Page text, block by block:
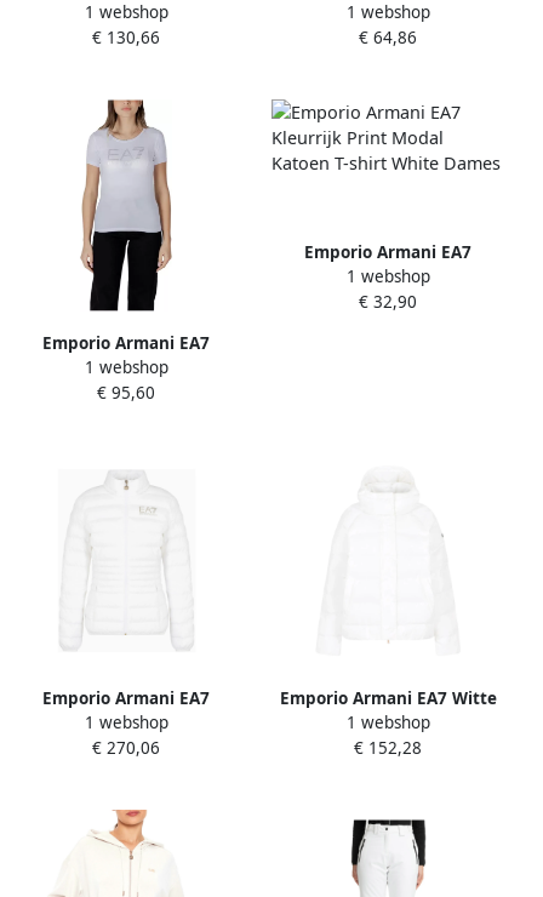
Gewatteerde jas uit de
collectie White Dames
1 webshop
€ 130,66
uit de collectie White
Dames
1 webshop
€ 64,86
Emporio Armani EA7
Katoenen T-shirt met korte
mouwen collectie White
1 webshop
€ 95,60
Emporio Armani EA7
Kleurrijk Print Modal
Katoen T-shirt White Dames
1 webshop
€ 32,90
Emporio Armani EA7
Stijlvolle Jas voor Mannen
White Dames
1 webshop
€ 270,06
Emporio Armani EA7 Witte
Oversized Bomberjack met
Logo Lettering White
1 webshop
€ 152,28